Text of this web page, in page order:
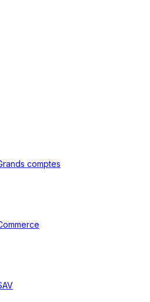
comptes